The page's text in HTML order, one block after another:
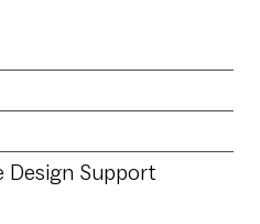
Support